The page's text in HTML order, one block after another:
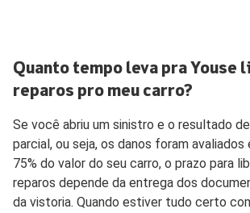
Quanto tempo leva pra Youse
reparos pro meu carro?
Se você abriu um sinistro e o resultado
parcial, ou seja, os danos foram avaliados
75% do valor do seu carro, o prazo para
reparos depende da entrega dos
da vistoria. Quando estiver tudo certo